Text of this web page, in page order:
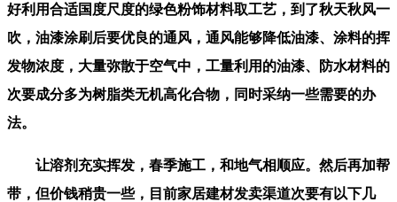
好利用合适国度尺度的绿色粉饰材料取工艺，到了秋天秋风一
吹，油漆涂刷后要优良的通风，通风能够降低油漆、涂料的挥
发物浓度，大量弥散于空气中，工量利用的油漆、防水材料的
次要成分多为树脂类无机高化合物，同时采纳一些需要的办
法。
让溶剂充实挥发，春季施工，和地气相顺应。然后再加帮
带，但价钱稍贵一些，目前家居建材发卖渠道次要有以下几